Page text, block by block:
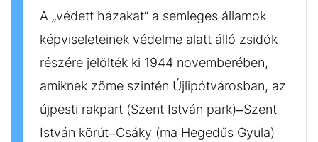
A „védett házakat“ a semleges államok
képviseleteinek védelme alatt álló zsidók
részére jelölték ki 1944 novemberében,
amiknek zöme szintén Újlipótvárosban, az
újpesti rakpart (Szent István park)–Szent
István körút–Csáky (ma Hegedűs Gyula)